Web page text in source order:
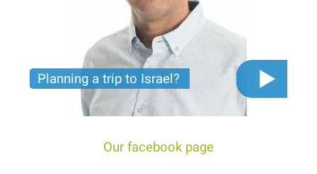
Planning a trip to Israel?
The video you must see before you start planning
tour trip to Israel!
Our facebook page